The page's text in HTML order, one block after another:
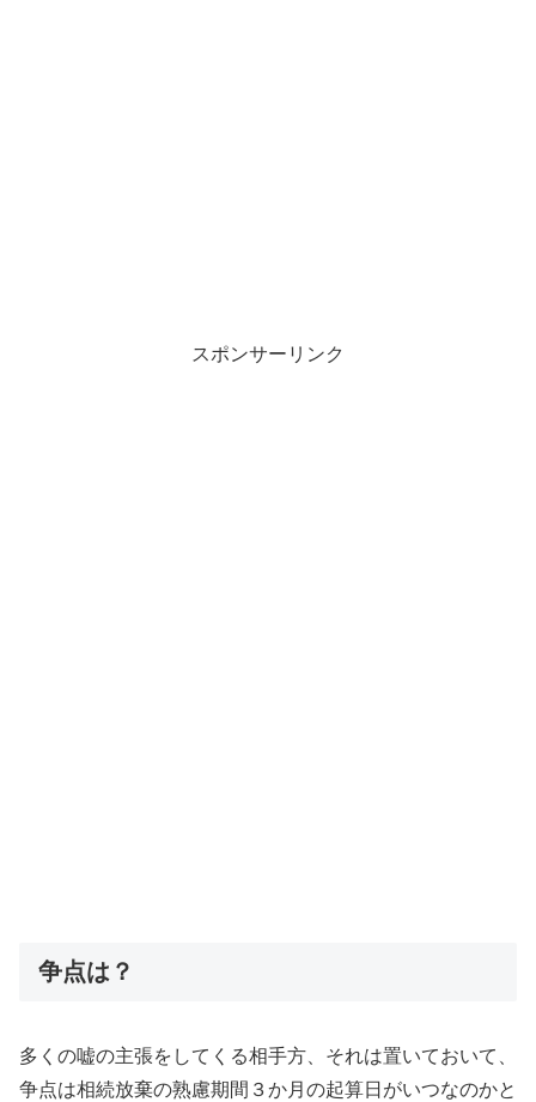
スポンサーリンク
争点は？
多くの嘘の主張をしてくる相手方、それは置いておいて、
争点は相続放棄の熟慮期間３か月の起算日がいつなのかと